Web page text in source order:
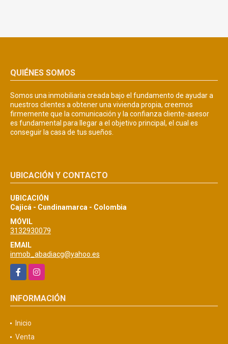
QUIÉNES SOMOS
Somos una inmobiliaria creada bajo el fundamento de ayudar a
nuestros clientes a obtener una vivienda propia, creemos
firmemente que la comunicación y la confianza cliente-asesor
es fundamental para llegar a el objetivo principal, el cual es
conseguir la casa de tus sueños.
UBICACIÓN Y CONTACTO
UBICACIÓN
Cajicá - Cundinamarca - Colombia
MÓVIL
3132930079
EMAIL
inmob_abadiacg@yahoo.es
FacebookInstagram
INFORMACIÓN
Inicio
Venta